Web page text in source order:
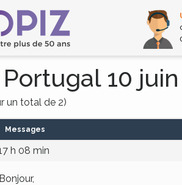
10
un total de 2)
Messages
h 08 min
Bonjour,